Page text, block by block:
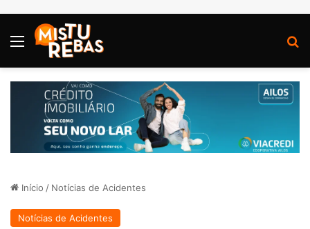
Menu
Início / Notícias de Acidentes
Notícias de Acidentes